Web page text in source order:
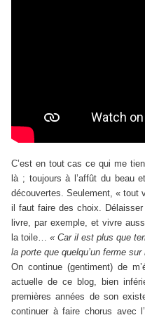
C’est en tout cas ce qui me
là ; toujours à l’affût du beau
découvertes. Seulement, « tout
il faut faire des choix.
livre, par exemple, et vivre
la toile… « Car il est plus que
la porte que quelqu’un ferme
On continue (gentiment) de
actuelle de ce blog, bien
premières années de son
continuer à faire chorus avec